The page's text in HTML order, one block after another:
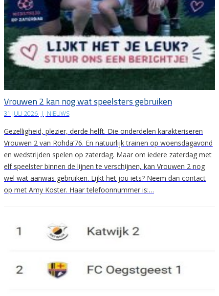
Vrouwen 2 kan nog wat speelsters gebruiken
31 JULI 2026 | NIEUWS
Gezelligheid, plezier, derde helft. Die onderdelen karakteriseren
Vrouwen 2 van Rohda’76. En natuurlijk trainen op woensdagavond
en wedstrijden spelen op zaterdag. Maar om iedere zaterdag met
elf speelster binnen de lijnen te verschijnen, kan Vrouwen 2 nog
wel wat aanwas gebruiken. Lijkt het jou iets? Neem dan contact
op met Amy Koster. Haar telefoonnummer is:…